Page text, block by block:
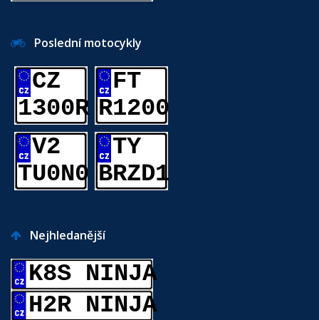
Poslední motocykly
CZ
1300R
FT
R1200
V2
TU0N0
TY
BRZD1
Nejhledanější
K8S NINJA
H2R NINJA